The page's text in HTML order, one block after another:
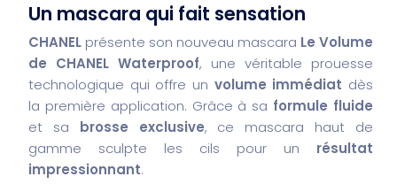
Un mascara qui fait sensation
CHANEL présente son nouveau mascara Le Volume
de CHANEL Waterproof, une véritable prouesse
technologique qui offre un volume immédiat dès
la première application. Grâce à sa formule fluide
et sa brosse exclusive, ce mascara haut de
gamme sculpte les cils pour un résultat
impressionnant.